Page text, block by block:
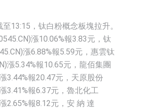
13:15，钛白粉概念板塊拉升。
漲10.06%報3.83元，钛
漲6.88%報5.59元，惠雲钛
漲5.34%報10.65元，龍佰集團
3.44%報20.47元，天原股份
3.41%報6.37元，魯北化工
2.65%報8.12元，安 納 達